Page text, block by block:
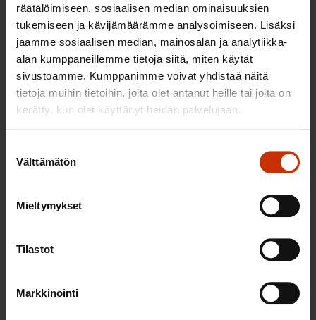
räätälöimiseen, sosiaalisen median ominaisuuksien
tukemiseen ja kävijämäärämme analysoimiseen. Lisäksi
jaamme sosiaalisen median, mainosalan ja analytiikka-
alan kumppaneillemme tietoja siitä, miten käytät
sivustoamme. Kumppanimme voivat yhdistää näitä
tietoja muihin tietoihin, joita olet antanut heille tai joita on
kerätty, kun olet käyttänyt heidän palvelujaan.
valinta
Välttämätön
Mieltymykset
Tilastot
Markkinointi
AY-LIIKE SUOMESSA JA MAAILMALLA
harrastustoimintaa – hae apurahaa elokuun
aikana